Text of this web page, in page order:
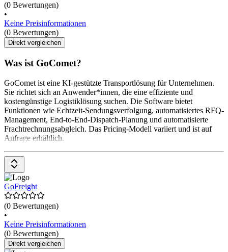
(0 Bewertungen)
•
Keine Preisinformationen
(0 Bewertungen)
Direkt vergleichen
Was ist GoComet?
GoComet ist eine KI-gestützte Transportlösung für Unternehmen.
Sie richtet sich an Anwender*innen, die eine effiziente und
kostengünstige Logistiklösung suchen. Die Software bietet
Funktionen wie Echtzeit-Sendungsverfolgung, automatisiertes RFQ-
Management, End-to-End-Dispatch-Planung und automatisierte
Frachtrechnungsabgleich. Das Pricing-Modell variiert und ist auf
Anfrage erhältlich.
GoFreight
(0 Bewertungen)
•
Keine Preisinformationen
(0 Bewertungen)
Direkt vergleichen